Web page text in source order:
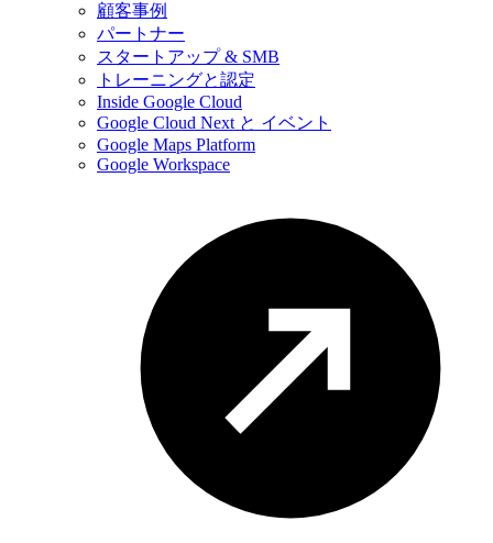
顧客事例
パートナー
スタートアップ & SMB
トレーニングと認定
Inside Google Cloud
Google Cloud Next と イベント
Google Maps Platform
Google Workspace